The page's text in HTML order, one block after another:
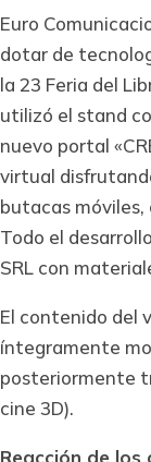
Euro
dotar de
la 23 Feria del
utilizó el stand
nuevo portal
virtual
butacas móviles,
Todo el
SRL con
El contenido del
íntegramente
posteriormente
cine 3D).
Reacción de